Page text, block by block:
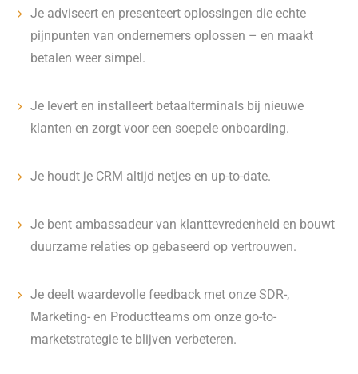
Je adviseert en presenteert oplossingen die echte
pijnpunten van ondernemers oplossen – en maakt
betalen weer simpel.
Je levert en installeert betaalterminals bij nieuwe
klanten en zorgt voor een soepele onboarding.
Je houdt je CRM altijd netjes en up-to-date.
Je bent ambassadeur van klanttevredenheid en bouwt
duurzame relaties op gebaseerd op vertrouwen.
Je deelt waardevolle feedback met onze SDR-,
Marketing- en Productteams om onze go-to-
marketstrategie te blijven verbeteren.